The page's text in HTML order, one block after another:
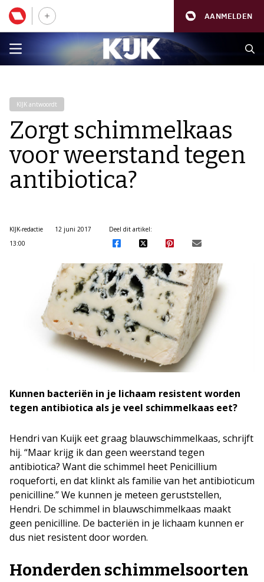
AANMELDEN
KIJK antwoordt
Zorgt schimmelkaas
voor weerstand tegen
antibiotica?
KIJK-redactie
12 juni 2017
13:00
Deel dit artikel:
Kunnen bacteriën in je lichaam resistent worden
tegen antibiotica als je veel schimmelkaas eet?
Hendri van Kuijk eet graag blauwschimmelkaas, schrijft
hij. “Maar krijg ik dan geen weerstand tegen
antibiotica? Want die schimmel heet Penicillium
roqueforti, en dat klinkt als familie van het antibioticum
penicilline.” We kunnen je meteen geruststellen,
Hendri. De schimmel in blauwschimmelkaas maakt
geen penicilline. De bacteriën in je lichaam kunnen er
dus niet resistent door worden.
Honderden schimmelsoorten